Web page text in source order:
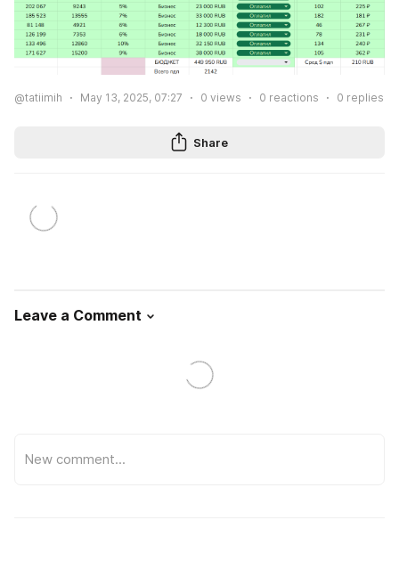
@tatiimih May 13, 2025, 07:27 0 views 0 reactions 0 replies
Share
Leave a Comment